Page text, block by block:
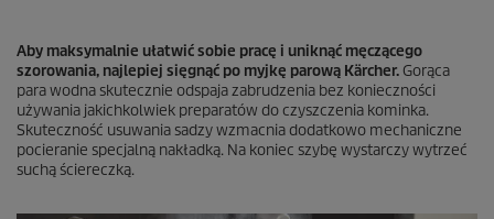
Aby maksymalnie ułatwić sobie pracę i uniknąć męczącego
szorowania, najlepiej sięgnąć po myjkę parową Kärcher. Gorąca
para wodna skutecznie odspaja zabrudzenia bez konieczności
używania jakichkolwiek preparatów do czyszczenia kominka.
Skuteczność usuwania sadzy wzmacnia dodatkowo mechaniczne
pocieranie specjalną nakładką. Na koniec szybę wystarczy wytrzeć
suchą ściereczką.